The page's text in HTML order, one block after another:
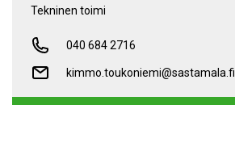
Tekninen toimi
040 684 2716
kimmo.toukoniemi@sastamala.fi